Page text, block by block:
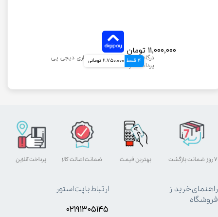
۱۱,۰۰۰,۰۰۰ تومان
4 قسط 2,750,000 تومانی
بهترین قیمت پرداخت آنلاین ۷ روز ضمانت بازگشت ضمانت اصالت کالا
راهنمای خرید از
فروشگاه
ارتباط با پت استور
۰۲۱۹۱۳۰۵۱۴۵